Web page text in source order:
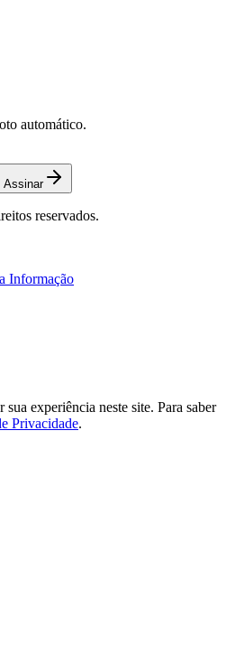
automático.
Assinar
reservados.
Informação
experiência neste site. Para saber
Privacidade.